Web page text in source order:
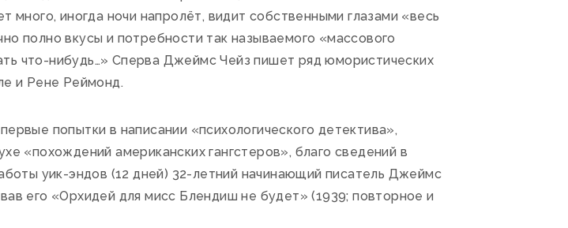
много, иногда ночи напролёт, видит собственными глазами «весь
полно вкусы и потребности так называемого «массового
что-нибудь…» Сперва Джеймс Чейз пишет ряд юмористических
и Рене Реймонд.
попытки в написании «психологического детектива»,
«похождений американских гангстеров», благо сведений в
уик-эндов (12 дней) 32-летний начинающий писатель Джеймс
его «Орхидей для мисс Блендиш не будет» (1939; повторное и